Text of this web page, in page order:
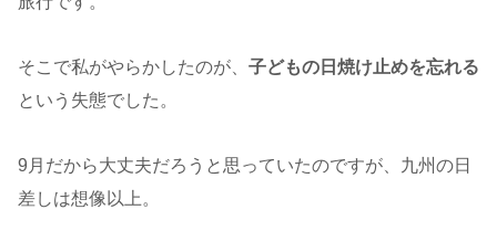
そこで私がやらかしたのが、 子どもの日焼け止めを忘れる
という失態でした。
9月だから大丈夫だろうと思っていたのですが、九州の日
差しは想像以上。